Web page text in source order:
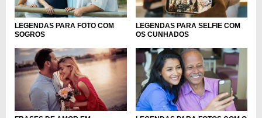
LEGENDAS PARA FOTO COM
SOGROS
LEGENDAS PARA SELFIE COM
OS CUNHADOS